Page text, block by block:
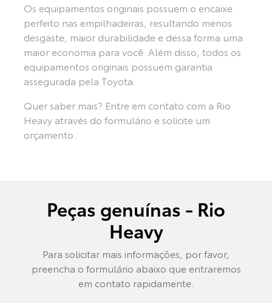
Os equipamentos originais possuem o encaixe
perfeito nas empilhadeiras, resultando menos
desgaste, maior durabilidade e dessa forma uma
maior economia para você. Além disso, todos os
equipamentos originais possuem garantia
assegurada pela Toyota.
Quer saber mais? Entre em contato com a Rio
Heavy através do formulário e solicite um
orçamento.
Peças genuínas - Rio
Heavy
Para solicitar mais informações, por favor,
preencha o formulário abaixo que entraremos
em contato rapidamente.